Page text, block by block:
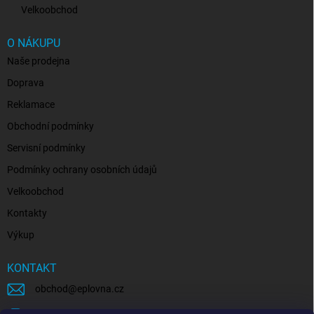
Velkoobchod
O NÁKUPU
Naše prodejna
Doprava
Reklamace
Obchodní podmínky
Servisní podmínky
Podmínky ochrany osobních údajů
Velkoobchod
Kontakty
Výkup
KONTAKT
obchod @eplovna.cz